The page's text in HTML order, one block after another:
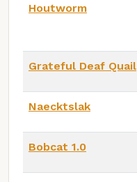
Houtworm
Grateful Deaf Quail
Naecktslak
Bobcat 1.0